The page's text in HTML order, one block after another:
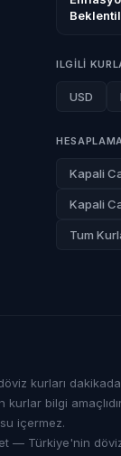
ILGILI
USD
Kapali
Kapali
Tum
kurları
kurlar bilgi
içermez.
— Türkiye'nin